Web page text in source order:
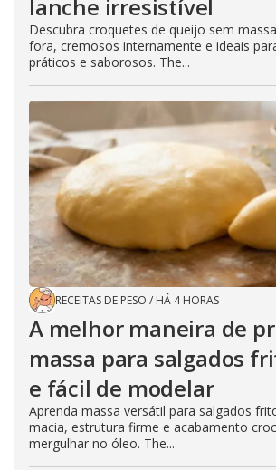
lanche irresistível
Descubra croquetes de queijo sem
fora, cremosos internamente e ideais
práticos e saborosos. The...
RECEITAS DE PESO / HÁ 4 HORAS
A melhor maneira de
massa para salgados
e fácil de modelar
Aprenda massa versátil para salgados
macia, estrutura firme e acabamento
mergulhar no óleo. The...